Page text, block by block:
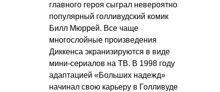
главного героя сыграл невероятно
популярный голливудский комик
Билл Мюррей. Все чаще
многослойные произведения
Диккенса экранизируются в виде
мини-сериалов на ТВ. В 1998 году
адаптацией «Больших надежд»
начинал свою карьеру в Голливуде